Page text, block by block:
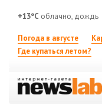
+13°C облачно, дождь
Погода в августе
Где купаться летом?